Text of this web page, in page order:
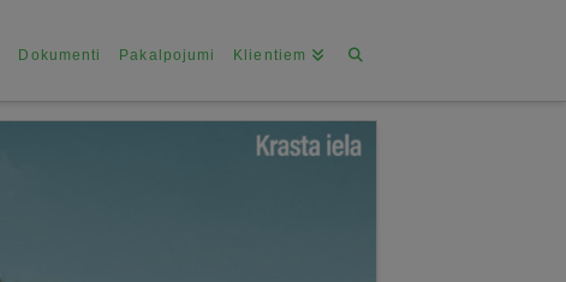
Dokumenti Pakalpojumi Klientiem